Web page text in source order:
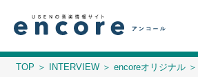
TOP INTERVIEW encoreオリジナル